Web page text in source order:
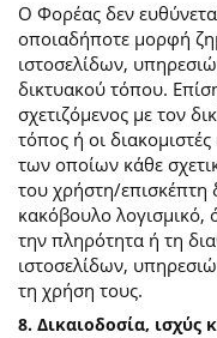
Ο Φορέας δεν
οποιαδήποτε μορφή
ιστοσελίδων,
δικτυακού τόπου.
σχετιζόμενος με τον
τόπος ή οι
των οποίων κάθε
του χρήστη/επισκέπτη
κακόβουλο λογισμικό,
την πληρότητα ή τη
ιστοσελίδων,
τη χρήση τους.
8. Δικαιοδοσία, ισχύς